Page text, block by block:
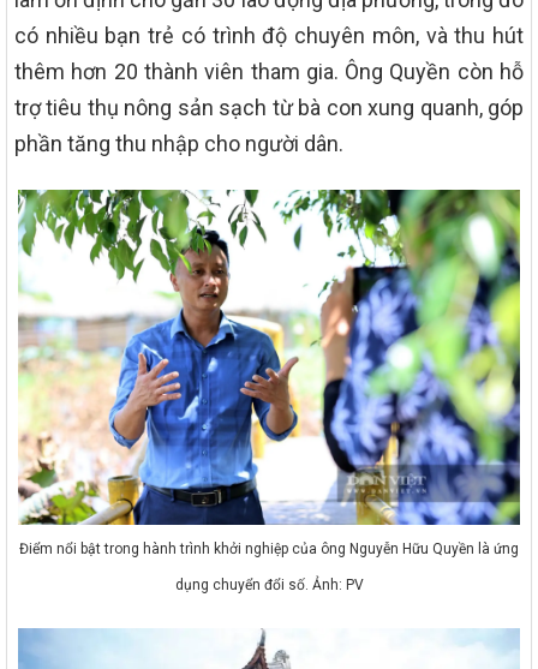
có nhiều bạn trẻ có trình độ chuyên môn, và thu hút
thêm hơn 20 thành viên tham gia. Ông Quyền còn hỗ
trợ tiêu thụ nông sản sạch từ bà con xung quanh, góp
phần tăng thu nhập cho người dân.
Điểm nổi bật trong hành trình khởi nghiệp của ông Nguyễn Hữu Quyền là ứng
dụng chuyển đổi số. Ảnh: PV